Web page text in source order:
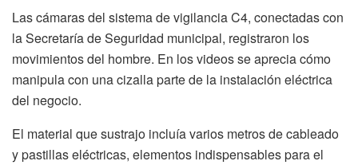
Las cámaras del sistema de vigilancia C4, conectadas con
la Secretaría de Seguridad municipal, registraron los
movimientos del hombre. En los videos se aprecia cómo
manipula con una cizalla parte de la instalación eléctrica
del negocio.
El material que sustrajo incluía varios metros de cableado
y pastillas eléctricas, elementos indispensables para el